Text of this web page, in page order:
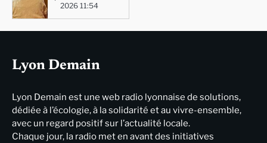
2026 11:54
Lyon Demain
Lyon Demain est une web radio lyonnaise de solutions,
dédiée à l’écologie, à la solidarité et au vivre-ensemble,
avec un regard positif sur l’actualité locale.
Chaque jour, la radio met en avant des initiatives